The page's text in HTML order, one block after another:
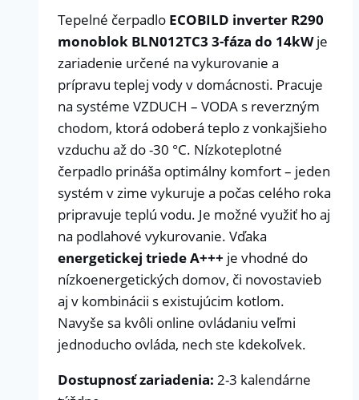
Tepelné čerpadlo ECOBILD inverter R290
monoblok BLN012TC3 3-fáza do 14kWje
zariadenie určené na vykurovanie a
prípravu teplej vody v domácnosti. Pracuje
na systéme VZDUCH – VODA s reverzným
chodom, ktorá odoberá teplo z vonkajšieho
vzduchu až do -30 °C. Nízkoteplotné
čerpadlo prináša optimálny komfort – jeden
systém v zime vykuruje a počas celého roka
pripravuje teplú vodu. Je možné využiť ho aj
na podlahové vykurovanie. Vďaka
energetickej triede A+++ je vhodné do
nízkoenergetických domov, či novostavieb
aj v kombinácii s existujúcim kotlom.
Navyše sa kvôli online ovládaniu veľmi
jednoducho ovláda, nech ste kdekoľvek.
Dostupnosť zariadenia: 2-3 kalendárne